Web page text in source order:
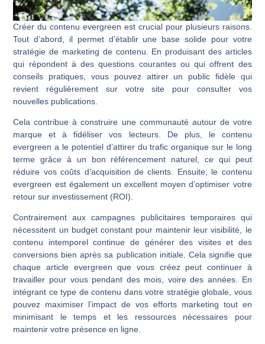
Créer du contenu evergreen est crucial pour plusieurs raisons.
Tout d’abord, il permet d’établir une base solide pour votre
stratégie de marketing de contenu. En produisant des articles
qui répondent à des questions courantes ou qui offrent des
conseils pratiques, vous pouvez attirer un public fidèle qui
revient régulièrement sur votre site pour consulter vos
nouvelles publications.
Cela contribue à construire une communauté autour de votre
marque et à fidéliser vos lecteurs. De plus, le contenu
evergreen a le potentiel d’attirer du trafic organique sur le long
terme grâce à un bon référencement naturel, ce qui peut
réduire vos coûts d’acquisition de clients. Ensuite, le contenu
evergreen est également un excellent moyen d’optimiser votre
retour sur investissement (ROI).
Contrairement aux campagnes publicitaires temporaires qui
nécessitent un budget constant pour maintenir leur visibilité, le
contenu intemporel continue de générer des visites et des
conversions bien après sa publication initiale. Cela signifie que
chaque article evergreen que vous créez peut continuer à
travailler pour vous pendant des mois, voire des années. En
intégrant ce type de contenu dans votre stratégie globale, vous
pouvez maximiser l’impact de vos efforts marketing tout en
minimisant le temps et les ressources nécessaires pour
maintenir votre présence en ligne.